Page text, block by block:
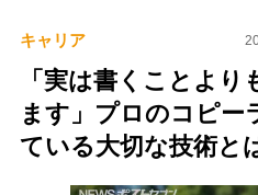
キャリア
「実は書くことよ
ます」プロのコピー
ている大切な技術と